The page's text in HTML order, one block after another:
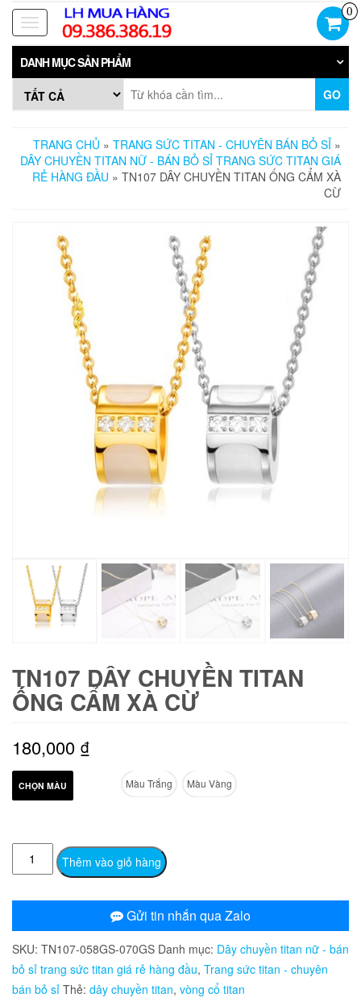
Skip
the
content
Toggle
navigation
0
DANH MỤC SẢN PHẨM
GO
TRANG CHỦ » TRANG SỨC TITAN - CHUYÊN BÁN BỎ SỈ »
DÂY CHUYỀN TITAN NỮ - BÁN BỎ SỈ TRANG SỨC TITAN GIÁ
RẺ HÀNG ĐẦU » TN107 DÂY CHUYỀN TITAN ỐNG CẨM XÀ
CỪ
TN107 DÂY CHUYỀN TITAN
ỐNG CẨM XÀ CỪ
180,000 ₫
CHỌN MÀU Màu Trắng Màu Vàng
TN107
Dây
ống
cẩm
xà
cừ
Thêm vào giỏ hàng
Gửi tin nhắn qua Zalo
SKU: TN107-058GS-070GS Danh mục: Dây chuyền titan nữ - bán
bỏ sỉ trang sức titan giá rẻ hàng đầu, Trang sức titan - chuyên
bán bỏ sỉ Thẻ: dây chuyền titan, vòng cổ titan